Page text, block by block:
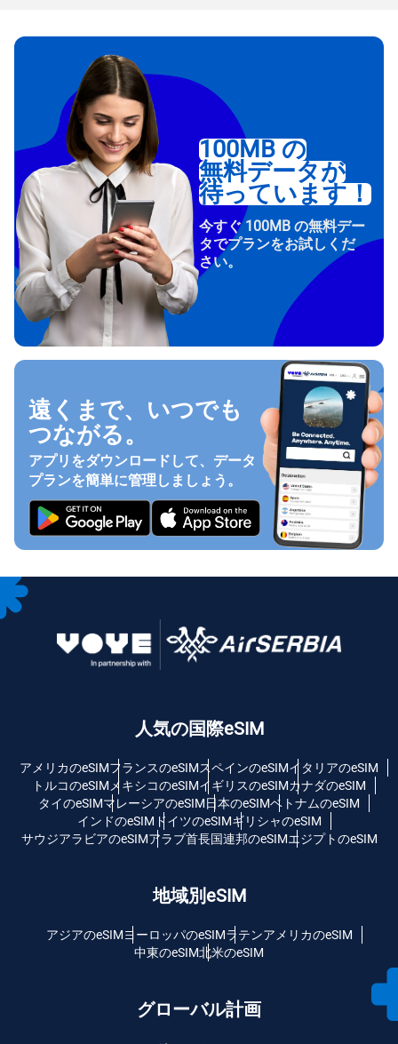
100MB の
無料データが
待っています！
今すぐ 100MB の無料デー
タでプランをお試しくだ
さい。
遠くまで、いつでも
つながる。
アプリをダウンロードして、データ
プランを簡単に管理しましょう。
人気の国際eSIM
アメリカのeSIMフランスのeSIMスペインのeSIMイタリアのeSIM
トルコのeSIM メキシコのeSIMイギリスのeSIMカナダのeSIM
タイのeSIMマレーシアのeSIM日本のeSIMベトナムのeSIM
インドのeSIM ドイツのeSIMギリシャのeSIM
サウジアラビアのeSIMアラブ首長国連邦のeSIMエジプトのeSIM
地域別eSIM
アジアのeSIMヨーロッパのeSIMラテンアメリカのeSIM
中東のeSIM北米のeSIM
グローバル計画